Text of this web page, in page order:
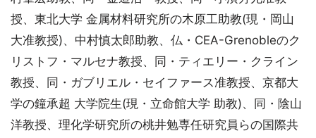
授、東北大学 金属材料研究所の木原工助教(現・岡山
大准教授)、中村慎太郎助教、仏・CEA-Grenobleのク
リストフ・マルセナ教授、同・ティエリー・クライン
教授、同・ガブリエル・セイファース准教授、京都大
学の鐘承超 大学院生(現・立命館大学 助教)、同・陰山
洋教授、理化学研究所の桃井勉専任研究員らの国際共